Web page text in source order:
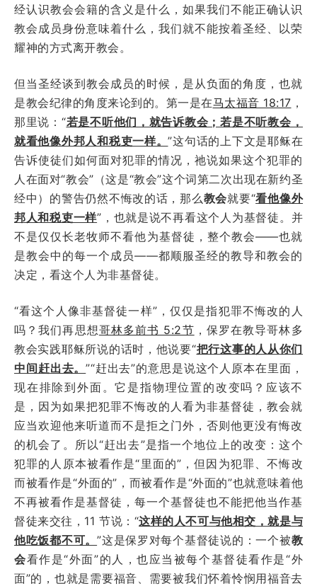
经认识教会会籍的含义是什么，如果我们不能正确认识
教会成员身份意味着什么，我们就不能按着圣经、以荣
耀神的方式离开教会。
但当圣经谈到教会成员的时候，是从负面的角度，也就
是教会纪律的角度来论到的。第一是在马太福音 18:17 ，
那里说： “若是不听他们，就告诉教会；若是不听教会，
就看他像外邦人和税吏一样。”这句话的上下文是耶稣在
告诉使徒们如何面对犯罪的情况，祂说如果这个犯罪的
人在面对“教会”（这是“教会”这个词第二次出现在新约圣
经中）的警告仍然不悔改的话，那么教会就要“看他像外
邦人和税吏一样”，也就是说不再看这个人为基督徒。并
不是仅仅长老牧师不看他为基督徒，整个教会——也就
是教会中的每一个成员——都顺服圣经的教导和教会的
决定，看这个人为非基督徒。
“看这个人像非基督徒一样”，仅仅是指犯罪不悔改的人
吗？我们再思想哥林多前书 5:2节 ，保罗在教导哥林多
教会实践耶稣所说的话时，他说要“把行这事的人从你们
中间赶出去。”“赶出去”的意思是说这个人原本在里面，
现在排除到外面。它是指物理位置的改变吗？应该不
是，因为如果把犯罪不悔改的人看为非基督徒，教会就
应当欢迎他来听道而不是拒之门外，否则他更没有悔改
的机会了。所以“赶出去”是指一个地位上的改变：这个
犯罪的人原本被看作是“里面的”，但因为犯罪、不悔改
而被看作是“外面的”，而被看作是“外面的”也就意味着他
不再被看作是基督徒，每一个基督徒也不能把他当作基
督徒来交往，11 节说：“这样的人不可与他相交，就是与
他吃饭都不可。”这是保罗对每个基督徒说的：一个被教
会看作是“外面”的人，也应当被每个基督徒看作是“外
面”的，也就是需要福音、需要被我们怀着怜悯用福音去